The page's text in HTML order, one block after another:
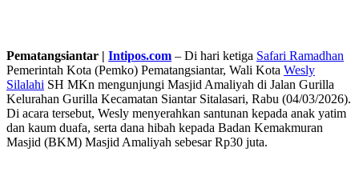
Pematangsiantar | Intipos.com – Di hari ketiga Safari Ramadhan
Pemerintah Kota (Pemko) Pematangsiantar, Wali Kota Wesly
Silalahi SH MKn mengunjungi Masjid Amaliyah di Jalan Gurilla
Kelurahan Gurilla Kecamatan Siantar Sitalasari, Rabu (04/03/2026).
Di acara tersebut, Wesly menyerahkan santunan kepada anak yatim
dan kaum duafa, serta dana hibah kepada Badan Kemakmuran
Masjid (BKM) Masjid Amaliyah sebesar Rp30 juta.